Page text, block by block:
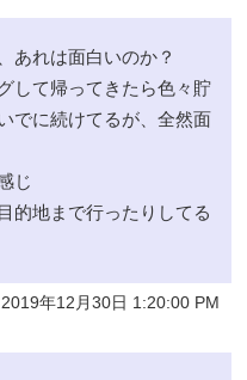
あれは面白いのか？
して帰ってきたら色々貯
でに続けてるが、全然面
じ
的地まで行ったりしてる
年12月30日 1:20:00 PM